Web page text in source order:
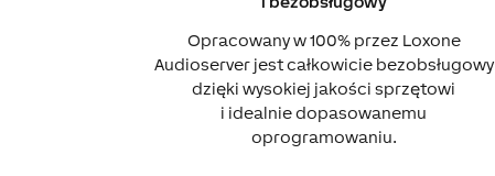
Opracowany w 100% przez Loxone
Audioserver jest całkowicie bezobsługowy
dzięki wysokiej jakości sprzętowi
i idealnie dopasowanemu
oprogramowaniu.